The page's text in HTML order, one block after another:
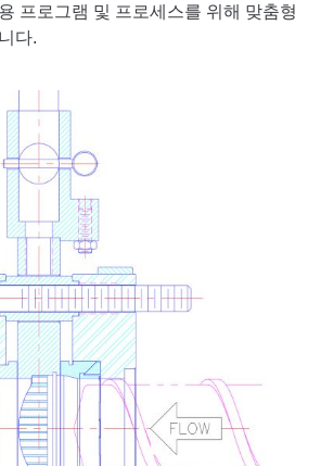
프로그램 및 프로세스를 위해 맞춤형
다.